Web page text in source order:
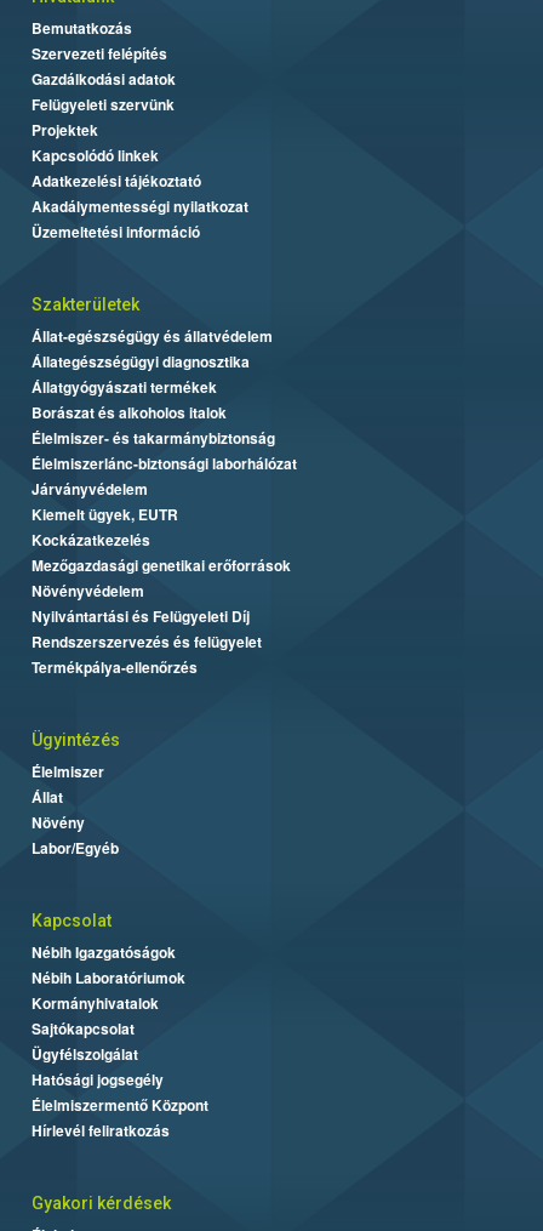
Bemutatkozás
Szervezeti felépítés
Gazdálkodási adatok
Felügyeleti szervünk
Projektek
Kapcsolódó linkek
Adatkezelési tájékoztató
Akadálymentességi nyilatkozat
Üzemeltetési információ
Szakterületek
Állat-egészségügy és állatvédelem
Állategészségügyi diagnosztika
Állatgyógyászati termékek
Borászat és alkoholos italok
Élelmiszer- és takarmánybiztonság
Élelmiszerlánc-biztonsági laborhálózat
Járványvédelem
Kiemelt ügyek, EUTR
Kockázatkezelés
Mezőgazdasági genetikai erőforrások
Növényvédelem
Nyilvántartási és Felügyeleti Díj
Rendszerszervezés és felügyelet
Termékpálya-ellenőrzés
Ügyintézés
Élelmiszer
Állat
Növény
Labor/Egyéb
Kapcsolat
Nébih Igazgatóságok
Nébih Laboratóriumok
Kormányhivatalok
Sajtókapcsolat
Ügyfélszolgálat
Hatósági jogsegély
Élelmiszermentő Központ
Hírlevél feliratkozás
Gyakori kérdések